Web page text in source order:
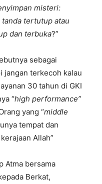
misteri:
tanda tertutup atau
dan terbuka?”
sebagai
jangan terkecoh kalau
30 tahun di GKI
“high performance”
yang “middle
tempat dan
Allah”
Atma bersama
Berkat,